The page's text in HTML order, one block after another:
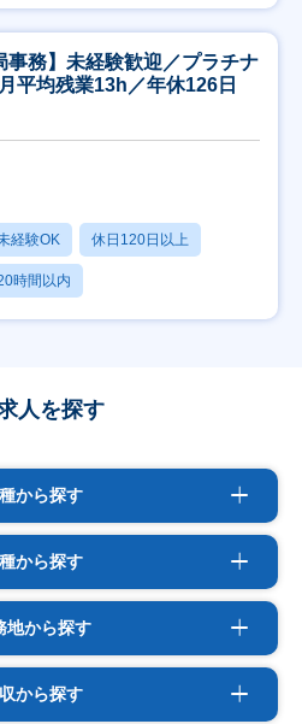
事務】未経験歓迎／プラチナ
平均残業13h／年休126日
経験OK 休日120日以上
時間以内
人を探す
から探す
から探す
地から探す
から探す